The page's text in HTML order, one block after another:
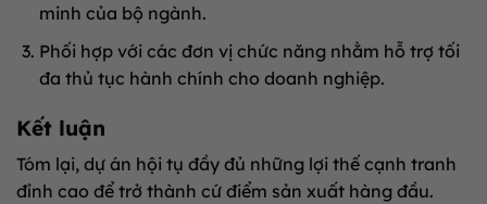
minh của bộ ngành.
Phối hợp với các đơn vị chức năng nhằm hỗ trợ tối
đa thủ tục hành chính cho doanh nghiệp.
Kết luận
Tóm lại, dự án hội tụ đầy đủ những lợi thế cạnh tranh
đỉnh cao để trở thành cứ điểm sản xuất hàng đầu.